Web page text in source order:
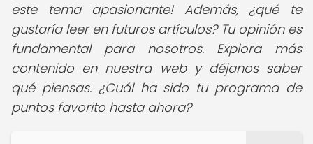
este tema apasionante! Además, ¿qué te
gustaría leer en futuros artículos? Tu opinión es
fundamental para nosotros. Explora más
contenido en nuestra web y déjanos saber
qué piensas. ¿Cuál ha sido tu programa de
puntos favorito hasta ahora?